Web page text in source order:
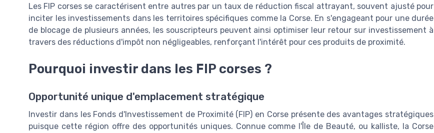
Les FIP corses se caractérisent entre autres par un taux de réduction fiscal attrayant, souvent ajusté pour
inciter les investissements dans les territoires spécifiques comme la Corse. En s'engageant pour une durée
de blocage de plusieurs années, les souscripteurs peuvent ainsi optimiser leur retour sur investissement à
travers des réductions d'impôt non négligeables, renforçant l'intérêt pour ces produits de proximité.
Pourquoi investir dans les FIP corses ?
Opportunité unique d'emplacement stratégique
Investir dans les Fonds d'Investissement de Proximité (FIP) en Corse présente des avantages stratégiques
puisque cette région offre des opportunités uniques. Connue comme l'Île de Beauté, ou kalliste, la Corse